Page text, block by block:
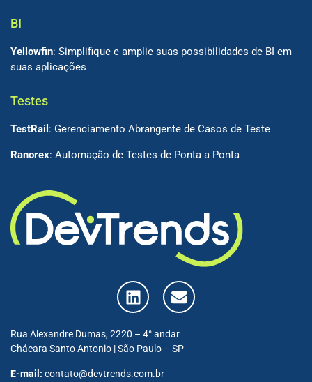
BI
Yellowfin: Simplifique e amplie suas possibilidades de BI em
suas aplicações
Testes
TestRail : Gerenciamento Abrangente de Casos de Teste
Ranorex: Automação de Testes de Ponta a Ponta
Rua Alexandre Dumas, 2220 – 4° andar
Chácara Santo Antonio | São Paulo – SP
E-mail: contato@devtrends.com.br